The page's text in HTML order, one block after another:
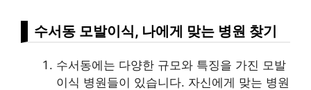
수서동 모발이식, 나에게 맞는 병원 찾기
수서동에는 다양한 규모와 특징을 가진 모발
이식 병원들이 있습니다. 자신에게 맞는 병원